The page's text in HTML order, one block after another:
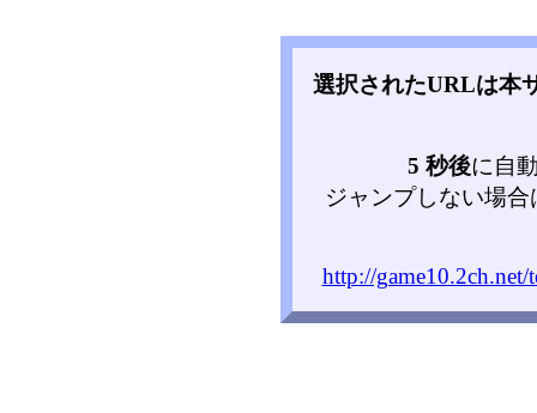
選択されたURLは本
5 秒後に自
ジャンプしない場
http://